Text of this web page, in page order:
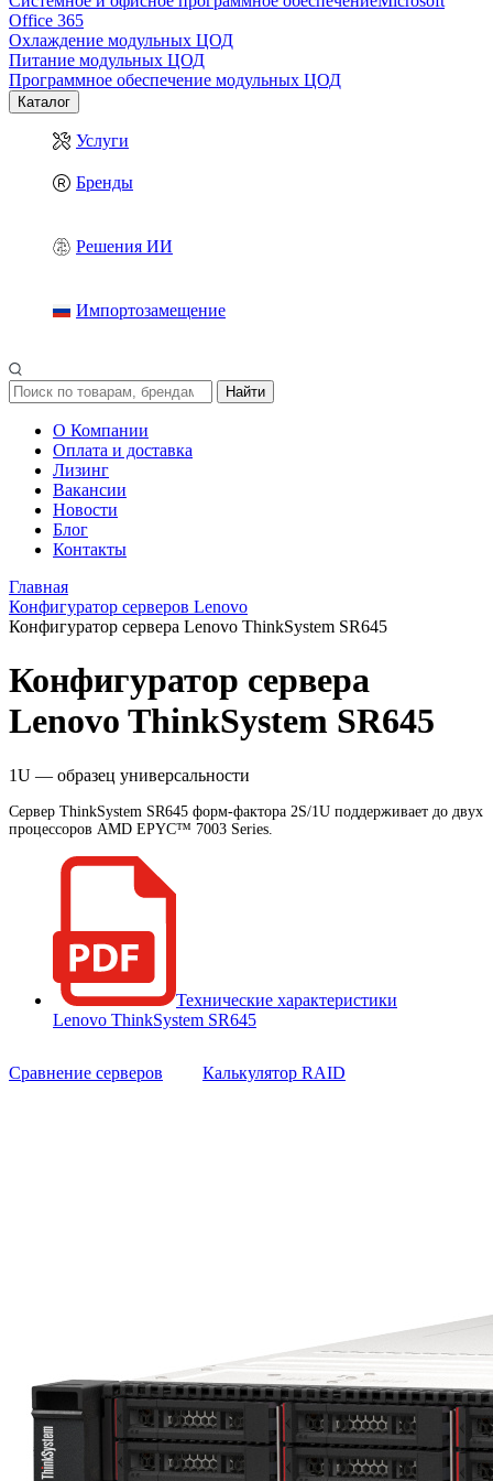
Office 365
Охлаждение модульных ЦОД
Питание модульных ЦОД
Программное обеспечение модульных ЦОД
Каталог
Услуги
Бренды
Решения ИИ
Импортозамещение
Найти
О Компании
Оплата и доставка
Лизинг
Вакансии
Новости
Блог
Контакты
Главная
Конфигуратор серверов Lenovo
Конфигуратор серверa Lenovo ThinkSystem SR645
Конфигуратор серверa
Lenovo ThinkSystem SR645
1U — образец универсальности
Сервер ThinkSystem SR645 форм-фактора 2S/1U поддерживает до двух
процессоров AMD EPYC™ 7003 Series.
Технические характеристики
Lenovo ThinkSystem SR645
Сравнение серверов Калькулятор RAID